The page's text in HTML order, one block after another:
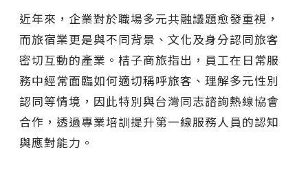
近年來，企業對於職場多元共融議題愈發重視，
而旅宿業更是與不同背景、文化及身分認同旅客
密切互動的產業。桔子商旅指出，員工在日常服
務中經常面臨如何適切稱呼旅客、理解多元性別
認同等情境，因此特別與台灣同志諮詢熱線協會
合作，透過專業培訓提升第一線服務人員的認知
與應對能力。